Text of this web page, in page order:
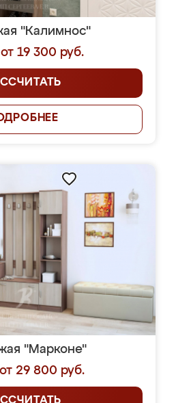
"Калимнос"
19 300 руб.
"Марконе"
29 800 руб.